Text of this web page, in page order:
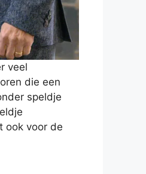
veel
die een
speldje
ook voor de